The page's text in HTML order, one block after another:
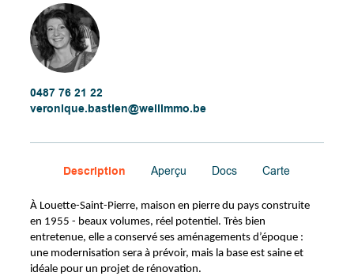
0487 76 21 22
veronique.bastien@wellimmo.be
Description Aperçu Docs Carte
À Louette-Saint-Pierre, maison en pierre du pays construite
en 1955 - beaux volumes, réel potentiel. Très bien
entretenue, elle a conservé ses aménagements d’époque :
une modernisation sera à prévoir, mais la base est saine et
idéale pour un projet de rénovation.